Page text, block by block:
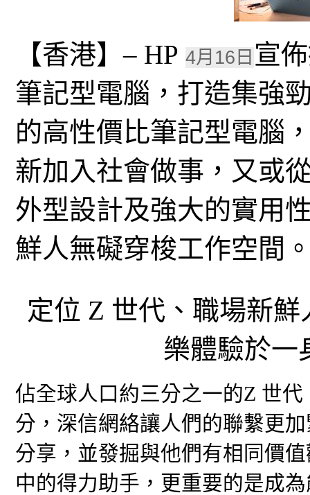
【香港】– HP4月16日 宣
筆記型電腦，打造集強
的高性價比筆記型電腦
新加入社會做事，又或
外型設計及強大的實用
鮮人無礙穿梭工作空間
定位 Z 世代、職場新
樂體驗於一
佔全球人口約三分之一的Z 世
分，深信網絡讓人們的聯繫更
分享，並發掘與他們有相同價
中的得力助手，更重要的是成